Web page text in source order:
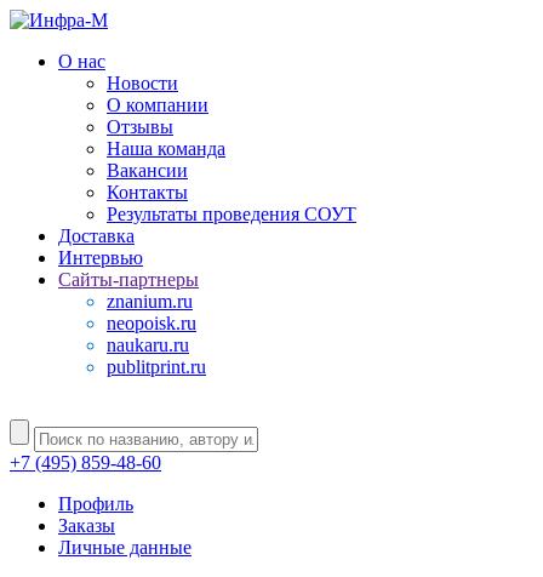
О нас
Новости
О компании
Отзывы
Наша команда
Вакансии
Контакты
Результаты проведения СОУТ
Доставка
Интервью
Сайты-партнеры
znanium.ru
neopoisk.ru
naukaru.ru
publitprint.ru
+7 (495) 859-48-60
Профиль
Заказы
Личные данные